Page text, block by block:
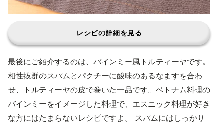
レシピの詳細を見る
最後にご紹介するのは、バインミー風トルティーヤです。
相性抜群のスパムとパクチーに酸味のあるなますを合わ
せ、トルティーヤの皮で巻いた一品です。ベトナム料理の
バインミーをイメージした料理で、エスニック料理が好き
な方にはたまらないレシピですよ。 スパムにはしっかり